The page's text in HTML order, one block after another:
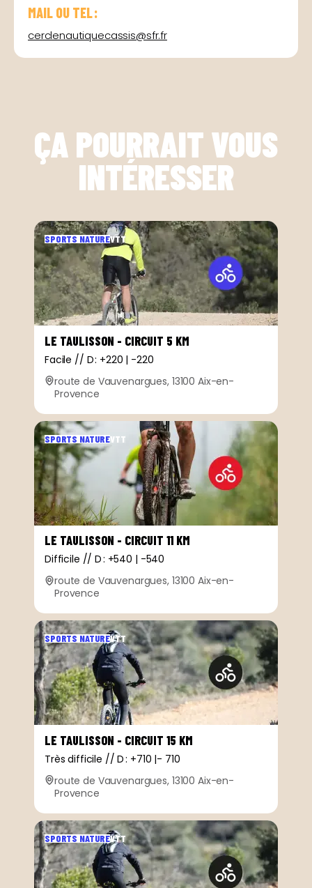
MAIL OU TEL :
cerclenautiquecassis@sfr.fr
ÇA POURRAIT VOUS
INTÉRESSER
LE TAULISSON - CIRCUIT 5 KM
SPORTS NATUREVTT
Facile // D : +220 | -220
route de Vauvenargues, 13100 Aix-en-
Provence
LE TAULISSON - CIRCUIT 11 KM
SPORTS NATUREVTT
Difficile // D : +540 | -540
route de Vauvenargues, 13100 Aix-en-
Provence
LE TAULISSON - CIRCUIT 15 KM
SPORTS NATUREVTT
Très difficile // D : +710 |- 710
route de Vauvenargues, 13100 Aix-en-
Provence
SPORTS NATUREVTT